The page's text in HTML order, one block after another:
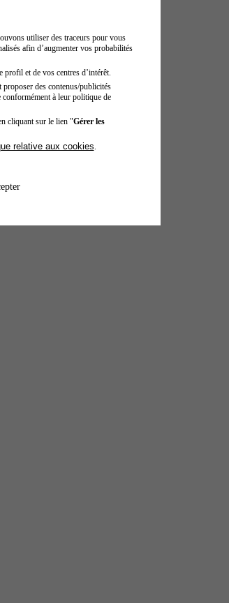
utiliser des traceurs pour vous
afin d’augmenter vos probabilités
et de vos centres d’intérêt.
des contenus/publicités
à leur politique de
cliquant sur le lien "Gérer les
relative aux cookies